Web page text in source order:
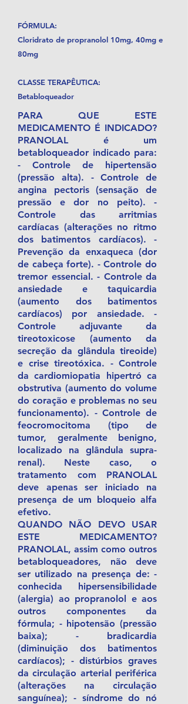
FÓRMULA:
Cloridrato de propranolol 10mg, 40mg e
80mg
CLASSE TERAPÊUTICA:
Betabloqueador
PARA QUE ESTE
MEDICAMENTO É INDICADO?
PRANOLAL é um
betabloqueador indicado para:
- Controle de hipertensão
(pressão alta). - Controle de
angina pectoris (sensação de
pressão e dor no peito). -
Controle das arritmias
cardíacas (alterações no ritmo
dos batimentos cardíacos). -
Prevenção da enxaqueca (dor
de cabeça forte). - Controle do
tremor essencial. - Controle da
ansiedade e taquicardia
(aumento dos batimentos
cardíacos) por ansiedade. -
Controle adjuvante da
tireotoxicose (aumento da
secreção da glândula tireoide)
e crise tireotóxica. - Controle
da cardiomiopatia hipertró ca
obstrutiva (aumento do volume
do coração e problemas no seu
funcionamento). - Controle de
feocromocitoma (tipo de
tumor, geralmente benigno,
localizado na glândula supra-
renal). Neste caso, o
tratamento com PRANOLAL
deve apenas ser iniciado na
presença de um bloqueio alfa
efetivo.
QUANDO NÃO DEVO USAR
ESTE MEDICAMENTO?
PRANOLAL, assim como outros
betabloqueadores, não deve
ser utilizado na presença de: -
conhecida hipersensibilidade
(alergia) ao propranolol e aos
outros componentes da
fórmula; - hipotensão (pressão
baixa); - bradicardia
(diminuição dos batimentos
cardíacos); - distúrbios graves
da circulação arterial periférica
(alterações na circulação
sanguínea); - síndrome do nó